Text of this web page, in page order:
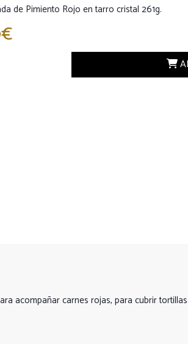
de Pimiento Rojo en tarro cristal 261g.
acompañar carnes rojas, para cubrir